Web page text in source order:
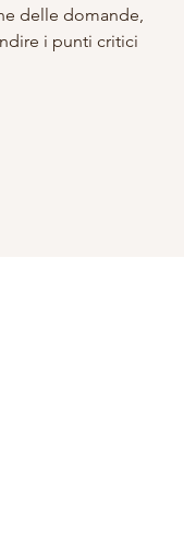
delle domande,
i punti critici